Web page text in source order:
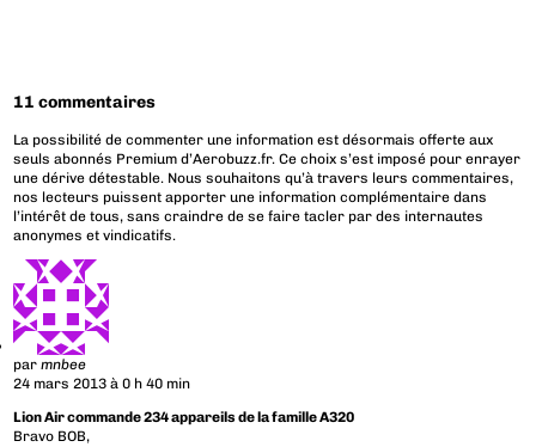
11 commentaires
La possibilité de commenter une information est désormais offerte aux
seuls abonnés Premium d’Aerobuzz.fr. Ce choix s’est imposé pour enrayer
une dérive détestable. Nous souhaitons qu’à travers leurs commentaires,
nos lecteurs puissent apporter une information complémentaire dans
l’intérêt de tous, sans craindre de se faire tacler par des internautes
anonymes et vindicatifs.
parmnbee
24 mars 2013 à 0 h 40 min
Lion Air commande 234 appareils de la famille A320
Bravo BOB,